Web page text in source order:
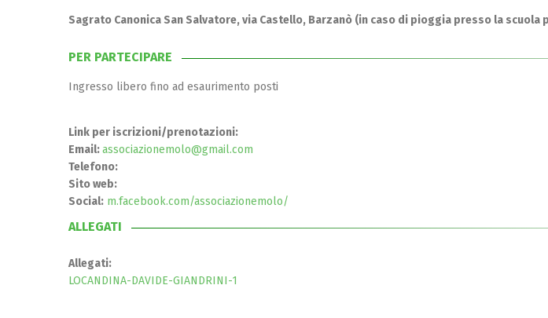
Sagrato Canonica San Salvatore, via Castello, Barzanò (in caso di pioggia presso la scuola
PER PARTECIPARE
Ingresso libero fino ad esaurimento posti
Link per iscrizioni/prenotazioni:
Email:associazionemolo@gmail.com
Telefono:
Sito web:
Social: m.facebook.com/associazionemolo/
ALLEGATI
Allegati:
LOCANDINA-DAVIDE-GIANDRINI-1